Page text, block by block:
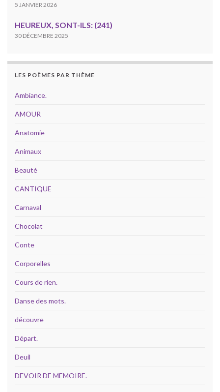
5 JANVIER 2026
HEUREUX, SONT-ILS: (241)
30 DÉCEMBRE 2025
LES POÈMES PAR THÈME
Ambiance.
AMOUR
Anatomie
Animaux
Beauté
CANTIQUE
Carnaval
Chocolat
Conte
Corporelles
Cours de rien.
Danse des mots.
découvre
Départ.
Deuil
DEVOIR DE MEMOIRE.